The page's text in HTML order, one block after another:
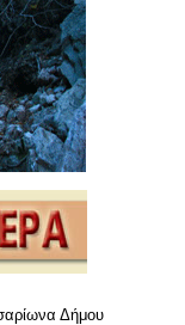
Δήμου